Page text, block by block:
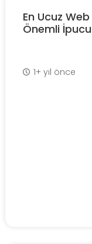
En Ucuz
Önemli İpucu
1+ yıl önce